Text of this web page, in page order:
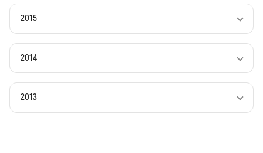
2015
2014
2013